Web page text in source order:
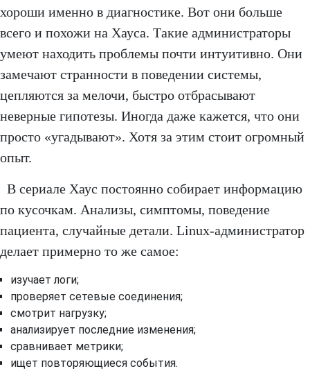
хороши именно в диагностике. Вот они больше
всего и похожи на Хауса. Такие администраторы
умеют находить проблемы почти интуитивно. Они
замечают странности в поведении системы,
цепляются за мелочи, быстро отбрасывают
неверные гипотезы. Иногда даже кажется, что они
просто «угадывают». Хотя за этим стоит огромный
опыт.
В сериале Хаус постоянно собирает информацию
по кусочкам. Анализы, симптомы, поведение
пациента, случайные детали. Linux-администратор
делает примерно то же самое:
изучает логи;
проверяет сетевые соединения;
смотрит нагрузку;
анализирует последние изменения;
сравнивает метрики;
ищет повторяющиеся события.